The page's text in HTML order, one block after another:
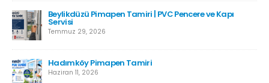
Beylikdüzü Pimapen Tamiri | PVC Pencere ve Kapı
Servisi
Temmuz 29, 2026
Hadımköy Pimapen Tamiri
Haziran 11, 2026